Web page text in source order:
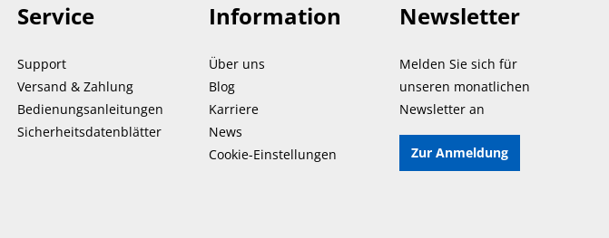
Service
Support
Versand & Zahlung
Bedienungsanleitungen
Sicherheitsdatenblätter
Information
Über uns
Blog
Karriere
News
Cookie-Einstellungen
Newsletter
Melden Sie sich für
unseren monatlichen
Newsletter an
Zur Anmeldung